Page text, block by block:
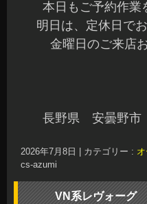
本日もご予約作業
明日は、定休日で
金曜日のご来店
長野県 安曇野市
2026年7月8日 カテゴリー :
cs-azumi
VN系レヴォーグ